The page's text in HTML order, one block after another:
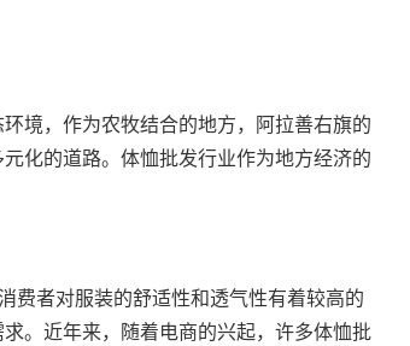
境，作为农牧结合的地方，阿拉善右旗的
化的道路。 体恤批发行业作为地方经济的
费者对服装的舒适性和透气性有着较高的
。近年来，随着电商的兴起，许多体恤批